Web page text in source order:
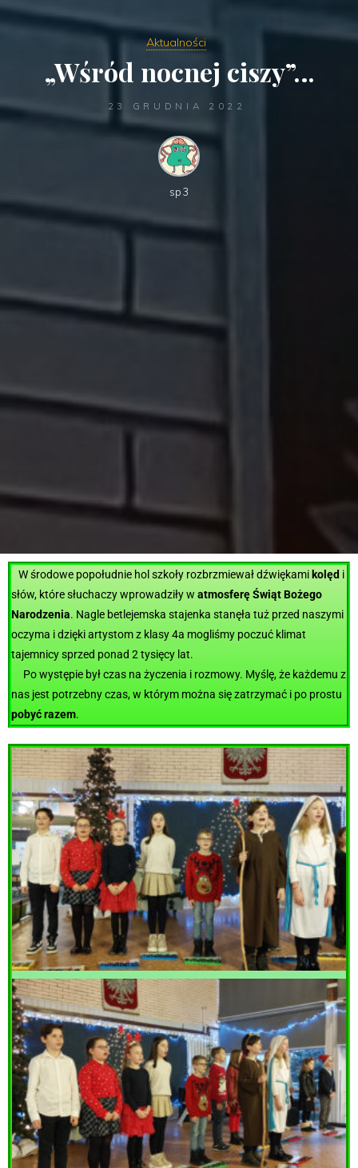
Aktualności
„Wśród nocnej ciszy”…
23 GRUDNIA 2022
sp3
W środowe popołudnie hol szkoły rozbrzmiewał dźwiękami kolęd i
słów, które słuchaczy wprowadziły w atmosferę Świąt Bożego
Narodzenia. Nagle betlejemska stajenka stanęła tuż przed naszymi
oczyma i dzięki artystom z klasy 4a mogliśmy poczuć klimat
tajemnicy sprzed ponad 2 tysięcy lat.
Po występie był czas na życzenia i rozmowy. Myślę, że każdemu z
nas jest potrzebny czas, w którym można się zatrzymać i po prostu
pobyć razem.